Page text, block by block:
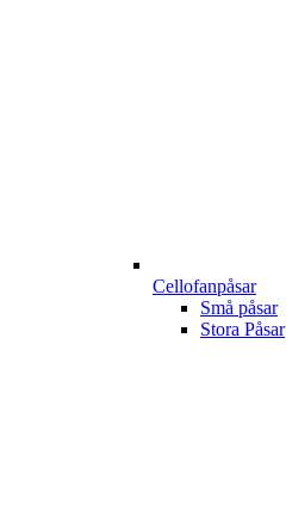
Cellofanpåsar
Små påsar
Stora Påsar